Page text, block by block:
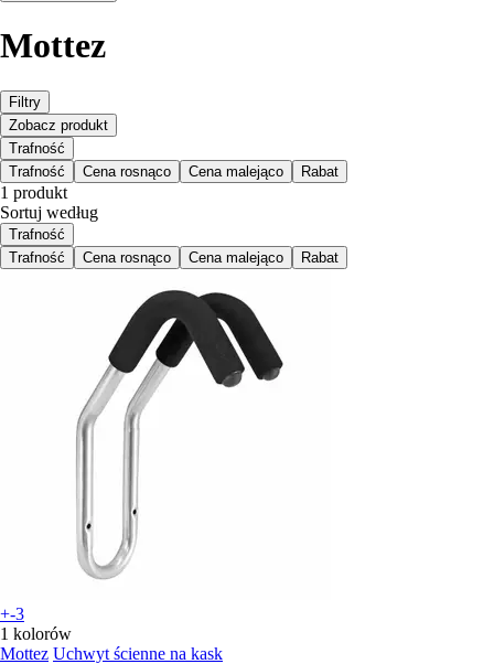
Mottez
Filtry
Zobacz produkt
Trafność
Trafność
Cena rosnąco Cena malejąco Rabat
1 produkt
Sortuj według
Trafność
Trafność
Cena rosnąco Cena malejąco Rabat
+-3
1 kolorów
Mottez Uchwyt ścienne na kask